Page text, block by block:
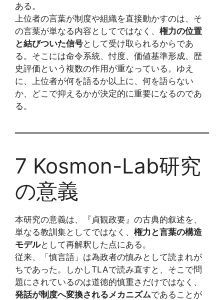
ある。
上位者の言葉が制度や組織を直接動かすのは、そ
の言葉が単なる内容としてではなく、 権力の位置
と結びついた信号として受け取られるからであ
る。そこには命令系統、忖度、価値基準形成、歴
史評価という複数の作用が重なっている。ゆえ
に、上位者が何を語るか以上に、何を語らない
か、どこで抑えるかが決定的に重要になるのであ
る。
7 Kosmon-Lab研究
の意義
本研究の意義は、『貞観政要』の古典的叙述を、
単なる教訓集としてではなく、 権力と言葉の構造
モデルとして再解釈した点にある。
従来、「慎言語」は為政者の慎みとして読まれが
ちであった。しかしTLAで読み直すと、そこで問
題にされているのは道徳的慎重さだけではなく、
発話が制度へ変換されるメカニズムであることが